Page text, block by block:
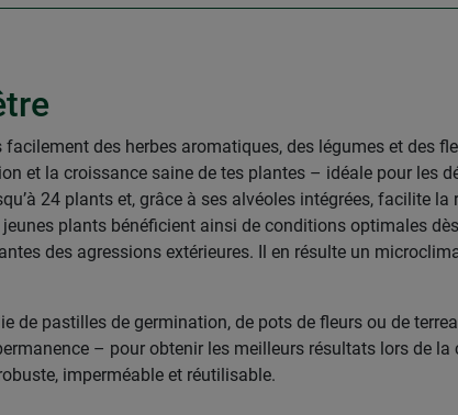
des herbes aromatiques, des légumes et des
et la croissance saine de tes plantes – idéale pour les
24 plants et, grâce à ses alvéoles intégrées, facilite la
plants bénéficient ainsi de conditions optimales
des agressions extérieures. Il en résulte un
de pastilles de germination, de pots de fleurs ou de
– pour obtenir les meilleurs résultats lors de la
imperméable et réutilisable.